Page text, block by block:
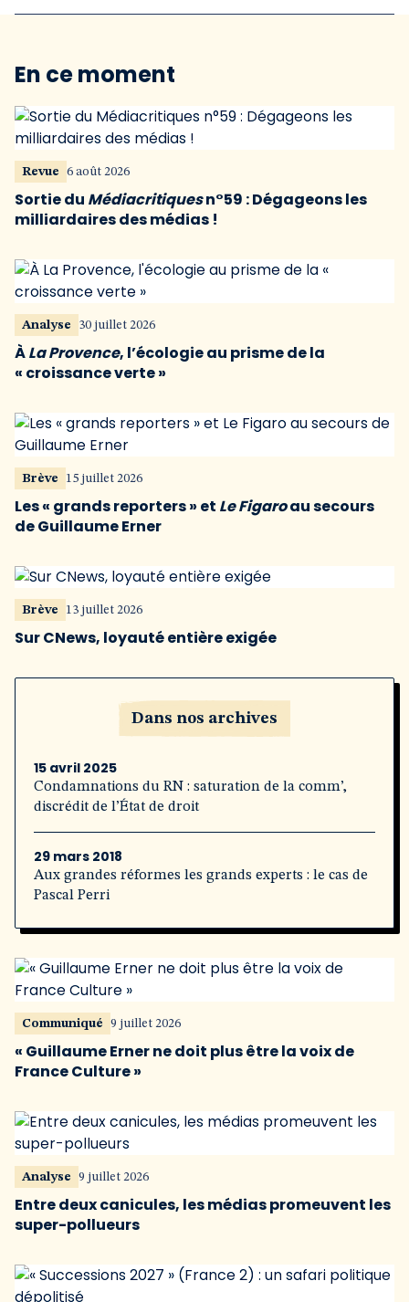
En ce moment
Revue 6 août 2026
Sortie du Médiacritiquesn°59 : Dégageons les
milliardaires des médias !
Analyse 30 juillet 2026
ÀLa Provence, l’écologie au prisme de la
« croissance verte »
Brève 15 juillet 2026
Les « grands reporters » et Le Figaroau secours
de Guillaume Erner
Brève 13 juillet 2026
Sur CNews, loyauté entière exigée
Dans nos archives
15 avril 2025
Condamnations du RN : saturation de la comm’,
discrédit de l’État de droit
29 mars 2018
Aux grandes réformes les grands experts : le cas de
Pascal Perri
Communiqué 9 juillet 2026
« Guillaume Erner ne doit plus être la voix de
France Culture »
Analyse 9 juillet 2026
Entre deux canicules, les médias promeuvent les
super-pollueurs